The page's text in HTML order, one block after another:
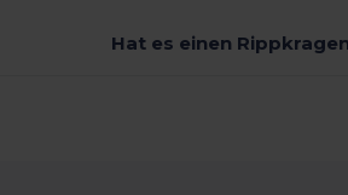
Hat es einen